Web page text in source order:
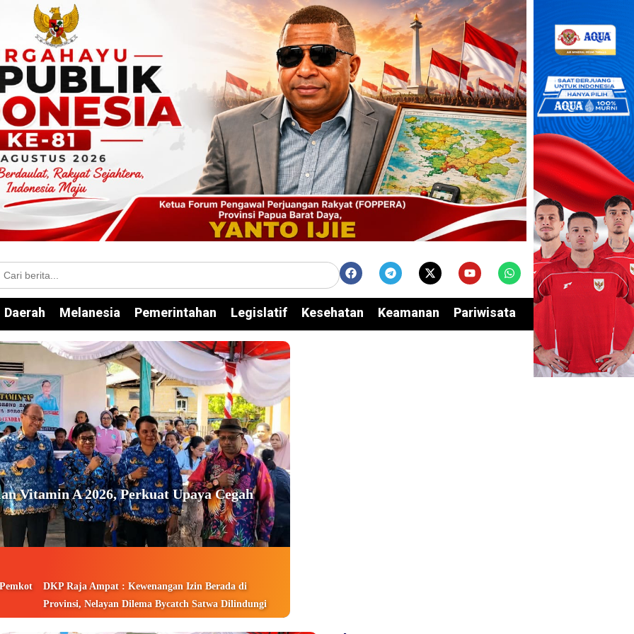
Daerah Melanesia Pemerintahan Legislatif Kesehatan Keamanan Pariwisata Edukasi
Vitamin A 2026, Perkuat Upaya Cegah
DKP Raja Ampat : Kewenangan Izin Berada di
Provinsi, Nelayan Dilema Bycatch Satwa Dilindungi